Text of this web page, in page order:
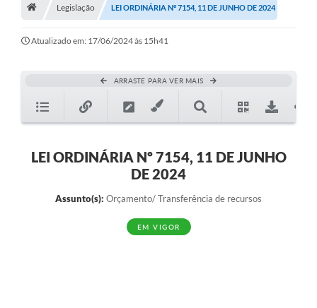
A História
Galeria de Fotos
Concursos
Legislação LEI ORDINÁRIA Nº 7154, 11 DE JUNHO DE 2024
Atualizado em: 17/06/2024 às 15h41
ARRASTE PARA VER MAIS
LEI ORDINÁRIA Nº 7154, 11 DE JUNHO
DE 2024
Assunto(s): Orçamento/ Transferência de recursos
EM VIGOR